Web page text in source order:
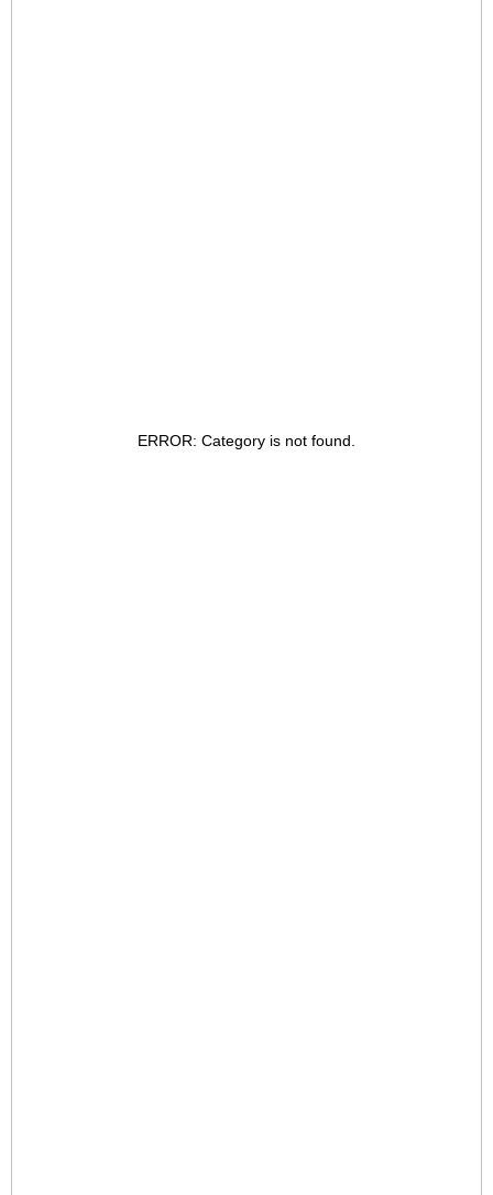
ERROR: Category is not found.